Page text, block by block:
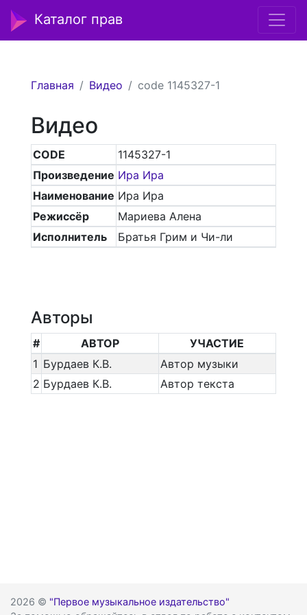
Каталог прав
Главная Видео code 1145327-1
Видео
CODE
1145327-1
Произведение Ира Ира
Наименование Ира Ира
Режиссёр
Мариева Алена
Исполнитель
Братья Грим и Чи-ли
Авторы
# АВТОР
УЧАСТИЕ
1 Бурдаев К.В.
Автор музыки
2 Бурдаев К.В. Автор текста
2026 © "Первое музыкальное издательство"